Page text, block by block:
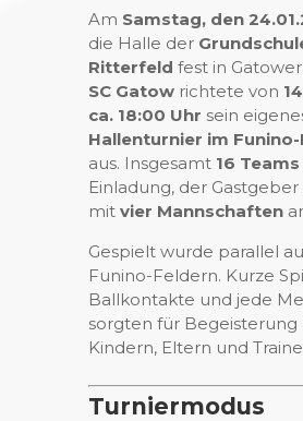
Am Samstag, den
die Halle der
Ritterfeld fest in
SC Gatowrichtete von
ca. 18:00 Uhr sein
Hallenturnier im
aus. Insgesamt 16 Teams
Einladung, der
mit vier Mannschaften
Gespielt wurde parallel
Funino-Feldern. Kurze
Ballkontakte und jede
sorgten für Begeisterung
Kindern, Eltern und
Turniermodus